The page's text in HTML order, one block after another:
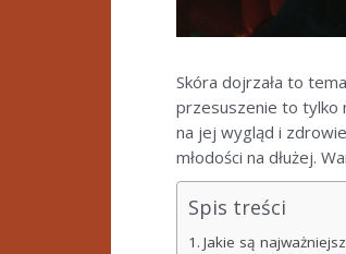
Skóra dojrzała to
przesuszenie to tylko
na jej wygląd i
młodości na dłużej.
Spis treści
Jakie są